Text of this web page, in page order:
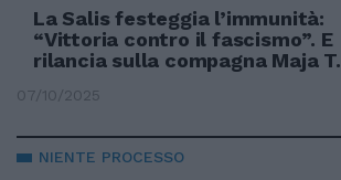
La Salis festeggia l’immunità:
“Vittoria contro il fascismo”. E
rilancia sulla compagna Maja T.
07/10/2025
NIENTE PROCESSO